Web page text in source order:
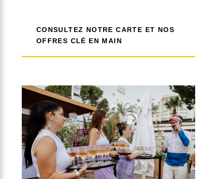
CONSULTEZ NOTRE CARTE ET NOS
OFFRES CLÉ EN MAIN